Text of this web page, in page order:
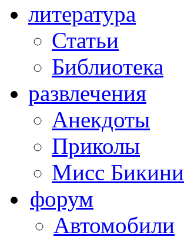
литература
Статьи
Библиотека
развлечения
Анекдоты
Приколы
Мисс Бикини
форум
Автомобили